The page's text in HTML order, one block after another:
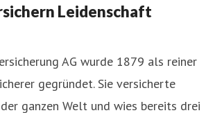
Leidenschaft
AG wurde 1879 als reiner
gegründet. Sie versicherte
ganzen Welt und wies bereits drei